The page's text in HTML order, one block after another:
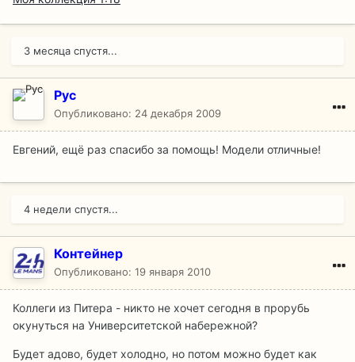
3 месяца спустя...
Pyc
Опубликовано: 24 декабря 2009
Евгений, ещё раз спасибо за помощь! Модели отличные!
4 недели спустя...
Контейнер
Опубликовано: 19 января 2010
Коллеги из Питера - никто не хочет сегодня в прорубь
окунуться на Университетской набережной?
Будет адово, будет холодно, но потом можно будет как